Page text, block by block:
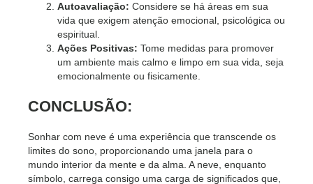
Autoavaliação: Considere se há áreas em sua
vida que exigem atenção emocional, psicológica ou
espiritual.
Ações Positivas: Tome medidas para promover
um ambiente mais calmo e limpo em sua vida, seja
emocionalmente ou fisicamente.
CONCLUSÃO:
Sonhar com neve é uma experiência que transcende os
limites do sono, proporcionando uma janela para o
mundo interior da mente e da alma. A neve, enquanto
símbolo, carrega consigo uma carga de significados que,